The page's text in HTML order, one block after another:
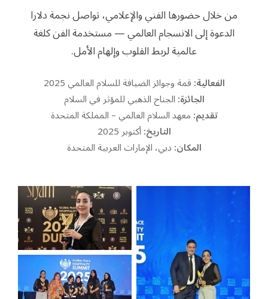
من خلال حضورها الفني والإعلامي، تواصل نجمة دلارا
الدعوة إلى الانسجام العالمي — مستخدمة الفن كلغة
عالمية لربط القلوب وإلهام الأمل.
الفعالية:قمة وجوائز الضيافة للسلام العالمي 2025
الجائزة:الجناح الذهبي للمؤثر في السلام
تقديم:معهد السلام العالمي – المملكة المتحدة
التاريخ:أكتوبر 2025
المكان:دبي، الإمارات العربية المتحدة